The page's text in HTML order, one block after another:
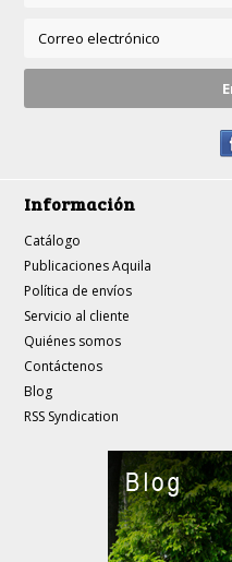
Información
Catálogo
Publicaciones Aquila
Política de envíos
Servicio al cliente
Quiénes somos
Contáctenos
Blog
RSS Syndication